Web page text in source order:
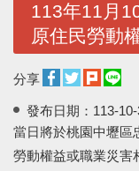
113年11月
原住民勞動
分享
發布日期： 113-
當日將於桃園中壢區
勞動權益或職業災害